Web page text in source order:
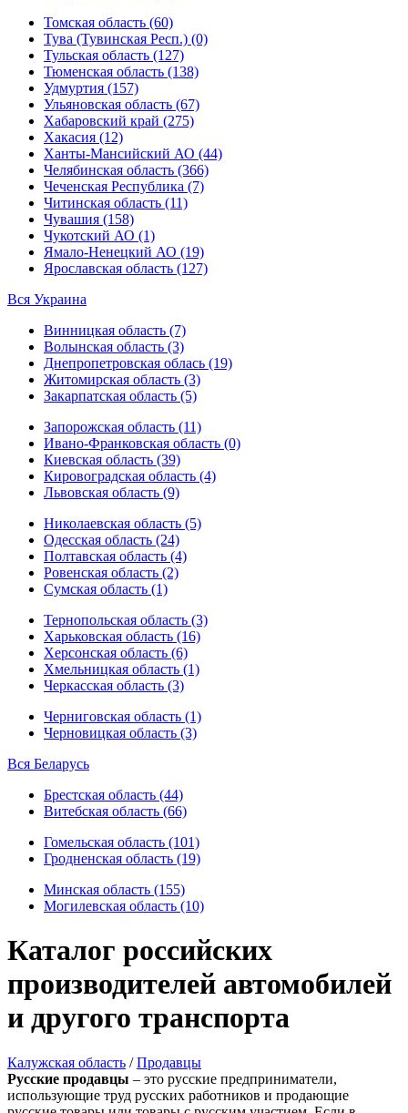
Томская область (60)
Тува (Тувинская Респ.) (0)
Тульская область (127)
Тюменская область (138)
Удмуртия (157)
Ульяновская область (67)
Хабаровский край (275)
Хакасия (12)
Ханты-Мансийский АО (44)
Челябинская область (366)
Чеченская Республика (7)
Читинская область (11)
Чувашия (158)
Чукотский АО (1)
Ямало-Ненецкий АО (19)
Ярославская область (127)
Вся Украина
Винницкая область (7)
Волынская область (3)
Днепропетровская облась (19)
Житомирская область (3)
Закарпатская область (5)
Запорожская область (11)
Ивано-Франковская область (0)
Киевская область (39)
Кировоградская область (4)
Львовская область (9)
Николаевская область (5)
Одесская область (24)
Полтавская область (4)
Ровенская область (2)
Сумская область (1)
Тернопольская область (3)
Харьковская область (16)
Херсонская область (6)
Хмельницкая область (1)
Черкасская область (3)
Черниговская область (1)
Черновицкая область (3)
Вся Беларусь
Брестская область (44)
Витебская область (66)
Гомельская область (101)
Гродненская область (19)
Минская область (155)
Могилевская область (10)
Каталог российских
производителей автомобилей
и другого транспорта
Калужская область /Продавцы
Русские продавцы – это русские предприниматели,
использующие труд русских работников и продающие